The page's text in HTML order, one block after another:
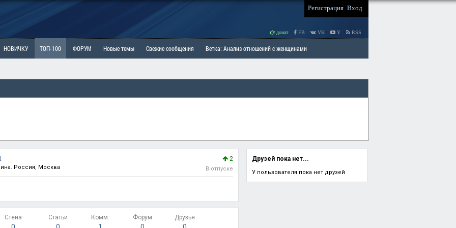
Регистрация Вход
донат FB VK Y RSS
НОВИЧКУ ТОП-100 ФОРУМ Новые темы Свежие сообщения Ветка: Анализ отношений с женщинами
2
Россия, Москва В отпуске
Стена Статьи Комм. Форум Друзья
Друзей пока нет...
У пользователя пока нет друзей